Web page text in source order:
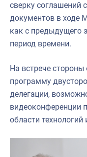
сверку соглашений
документов в ходе
как с предыдущего
период времени.
На встрече стороны
программу
делегации,
видеоконференции
области технологий